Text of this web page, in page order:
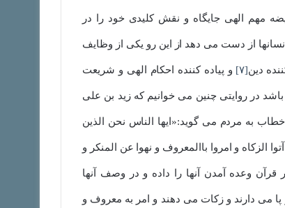
مهم الهی جایگاه و نقش کلیدی خود را در
از دست می دهد از این رو یکی از وظایف
دین[۷] و پیاده کننده احکام الهی و شریعت
در روایتی چنین می خوانیم که زید بن علی
به مردم می گوید:«ایها الناس نحن الذین
الزکاه و امروا باالمعروف و نهوا عن المنکر و
وعده آمدن آنها را داده و در وصف آنها
پا می دارند و زکات می دهند و امر به معروف و